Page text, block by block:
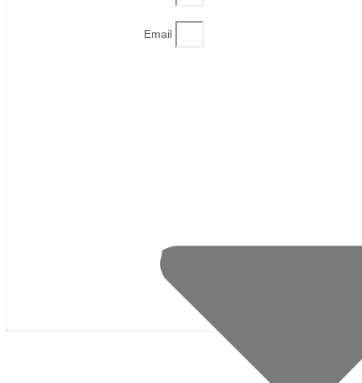
Email